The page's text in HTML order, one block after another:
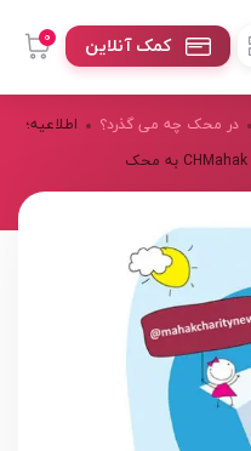
0 کمک آنلاین
در محک چه می گذرد؟
اطلاعیه؛